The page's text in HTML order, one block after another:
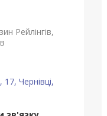
Рейлінгів,
Чернівці,